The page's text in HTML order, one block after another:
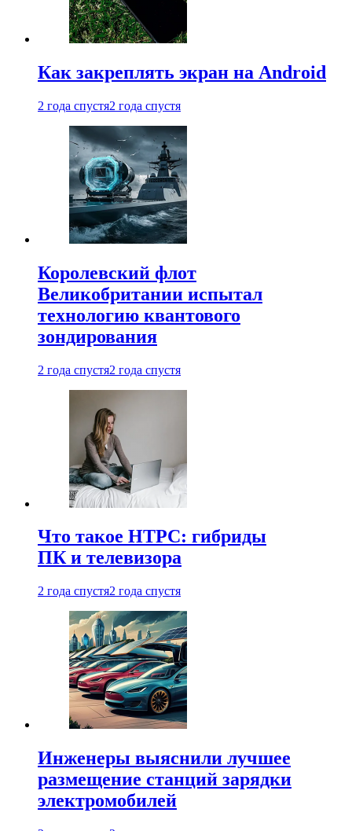
Как закреплять экран на Android
2 года спустя2 года спустя
Королевский флот
Великобритании испытал
технологию квантового
зондирования
2 года спустя2 года спустя
Что такое HTPC: гибриды
ПК и телевизора
2 года спустя2 года спустя
Инженеры выяснили лучшее
размещение станций зарядки
электромобилей